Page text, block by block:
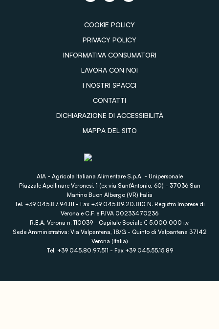
COOKIE POLICY
PRIVACY POLICY
INFORMATIVA CONSUMATORI
LAVORA CON NOI
I NOSTRI SPACCI
CONTATTI
DICHIARAZIONE DI ACCESSIBILITÀ
MAPPA DEL SITO
AIA - Agricola Italiana Alimentare S.p.A. - Unipersonale
Piazzale Apollinare Veronesi, 1 (ex via Sant'Antonio, 60) - 37036 San
Martino Buon Albergo (VR) Italia
Tel. +39 045.87.94.111 - Fax +39 045.89.20.810 N. Registro Imprese di
Verona e C.F. e P.IVA 00233470236
R.E.A. Verona n. 110039 - Capitale Sociale € 5.000.000 i.v.
Sede Amministrativa: Via Valpantena, 18/G - Quinto di Valpantena 37142
Verona (Italia)
Tel. +39 045.80.97.511 - Fax +39 045.55.15.89